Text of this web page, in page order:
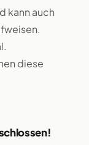
kann auch
diese